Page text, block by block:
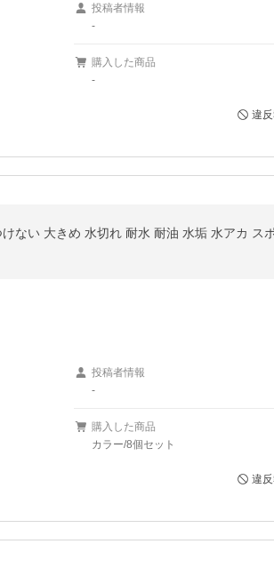
投稿者情報
-
購入した商品
-
違
投稿者情報
-
購入した商品
カラー/8個セット
違